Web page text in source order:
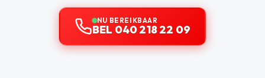
NU BEREIKBAAR
BEL 040 218 22 09